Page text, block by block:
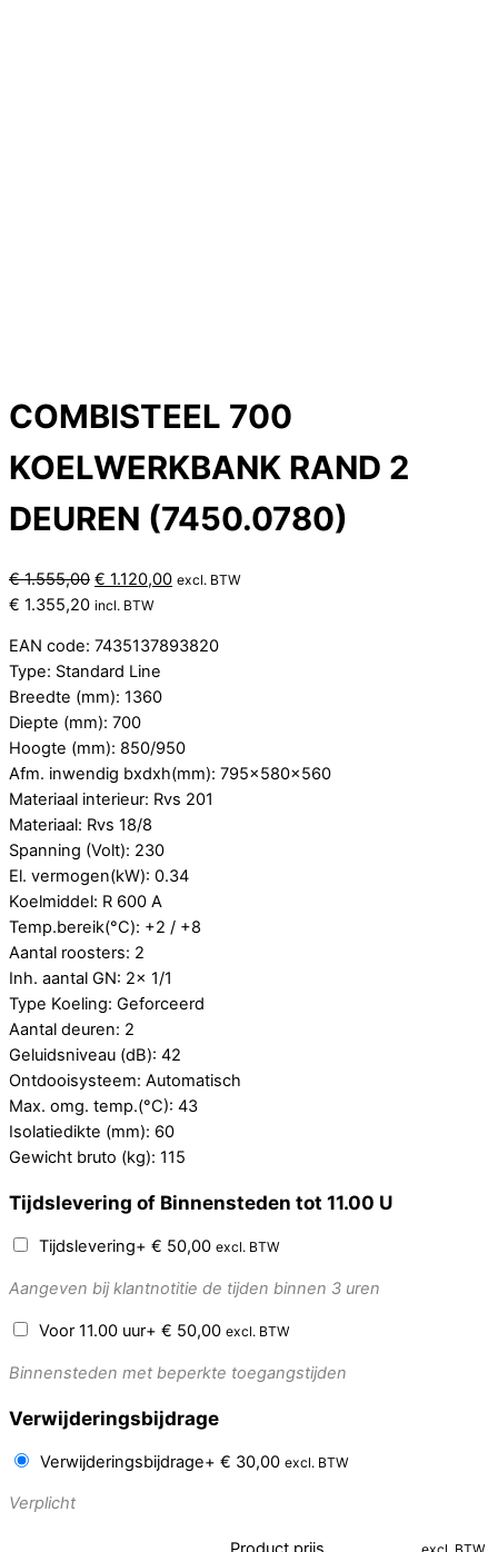
COMBISTEEL 700
KOELWERKBANK RAND 2
DEUREN (7450.0780)
€1.555,00 Oorspronkelijke
prijs
€ 1.555,00.
€ 1.120,00Huidige
€ 1.120,00.
excl. BTW
€ 1.355,20 incl. BTW
EAN code: 7435137893820
Type: Standard Line
Breedte (mm): 1360
Diepte (mm): 700
Hoogte (mm): 850/950
Afm. inwendig bxdxh(mm): 795x580x560
Materiaal interieur: Rvs 201
Materiaal: Rvs 18/8
Spanning (Volt): 230
El. vermogen(kW): 0.34
Koelmiddel: R 600 A
Temp.bereik(°C): +2 / +8
Aantal roosters: 2
Inh. aantal GN: 2x 1/1
Type Koeling: Geforceerd
Aantal deuren: 2
Geluidsniveau (dB): 42
Ontdooisysteem: Automatisch
Max. omg. temp.(°C): 43
Isolatiedikte (mm): 60
Gewicht bruto (kg): 115
Tijdslevering of Binnensteden tot 11.00 U
Tijdslevering+ € 50,00 excl. BTW
Aangeven bij klantnotitie de tijden binnen 3 uren
Voor 11.00 uur+ € 50,00 excl. BTW
Binnensteden met beperkte toegangstijden
Verwijderingsbijdrage
Verwijderingsbijdrage+ € 30,00 excl. BTW
Verplicht